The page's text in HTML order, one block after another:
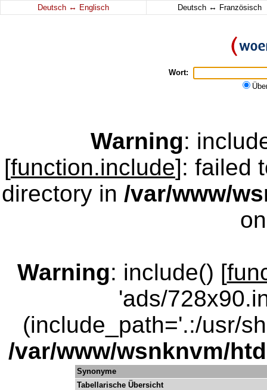
Deutsch ↔ Englisch Deutsch ↔ Französisch
Wort:
Warning:
[function.include]: failed
directory in /var/www/
Warning: include() [
'ads/
(include_path='.:/usr/
/var/www/wsnknvm/
Synonyme
Tabellarische Übersicht